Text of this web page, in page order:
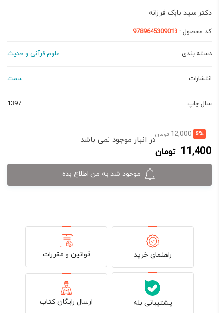
دکتر سید بابک فرزانه
کد محصول : 9789645309013
دسته بندی علوم قرآنی و حدیث
انتشارات سمت
سال چاپ 1397
5%
12,000 تومانقیمت
اصلی:
11,400 تومان
قیمت
فعلی:
11,400 تومان.
در انبار موجود نمی باشد
موجود شد به من اطلاع بده
راهنمای خرید قوانین و مقررات
پشتیبانی بله ارسال رایگان کتاب